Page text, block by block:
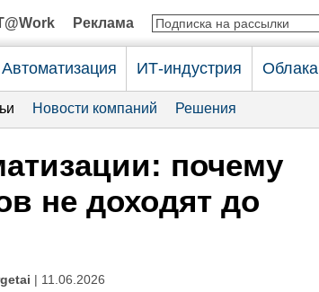
Реклама
Автоматизация ИТ-индустрия Облака
Новости компаний Решения
почему
не доходят до
| 11.06.2026